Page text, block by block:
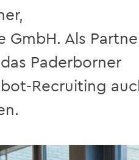
GmbH. Als
Paderborner
Recruiting